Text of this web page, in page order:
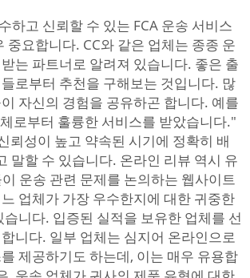
하고 신뢰할 수 있는 FCA 운송 서비스
중요합니다. CC와 같은 업체는 종종 운
는 파트너로 알려져 있습니다. 좋은 출
로부터 추천을 구해보는 것입니다. 많
자신의 경험을 공유하곤 합니다. 예를
로부터 훌륭한 서비스를 받았습니다."
뢰성이 높고 약속된 시기에 정확히 배
말할 수 있습니다. 온라인 리뷰 역시 유
운송 관련 문제를 논의하는 웹사이트
업체가 가장 우수한지에 대한 귀중한
니다. 입증된 실적을 보유한 업체를 선
니다. 일부 업체는 심지어 온라인으로
제공하기도 하는데, 이는 매우 유용합